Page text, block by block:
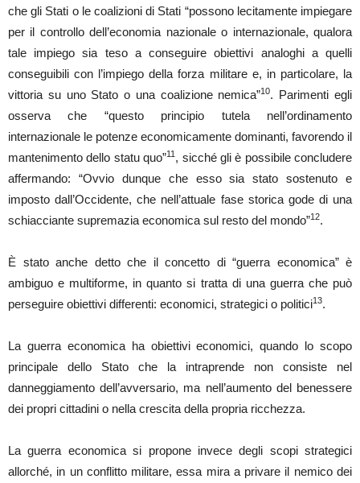
che gli Stati o le coalizioni di Stati “possono lecitamente impiegare
per il controllo dell’economia nazionale o internazionale, qualora
tale impiego sia teso a conseguire obiettivi analoghi a quelli
conseguibili con l’impiego della forza militare e, in particolare, la
vittoria su uno Stato o una coalizione nemica”10. Parimenti egli
osserva che “questo principio tutela nell’ordinamento
internazionale le potenze economicamente dominanti, favorendo il
mantenimento dello statu quo”11 , sicché gli è possibile concludere
affermando: “Ovvio dunque che esso sia stato sostenuto e
imposto dall’Occidente, che nell’attuale fase storica gode di una
schiacciante supremazia economica sul resto del mondo”12.
È stato anche detto che il concetto di “guerra economica” è
ambiguo e multiforme, in quanto si tratta di una guerra che può
perseguire obiettivi differenti: economici, strategici o politici13.
La guerra economica ha obiettivi economici, quando lo scopo
principale dello Stato che la intraprende non consiste nel
danneggiamento dell’avversario, ma nell’aumento del benessere
dei propri cittadini o nella crescita della propria ricchezza.
La guerra economica si propone invece degli scopi strategici
allorché, in un conflitto militare, essa mira a privare il nemico dei